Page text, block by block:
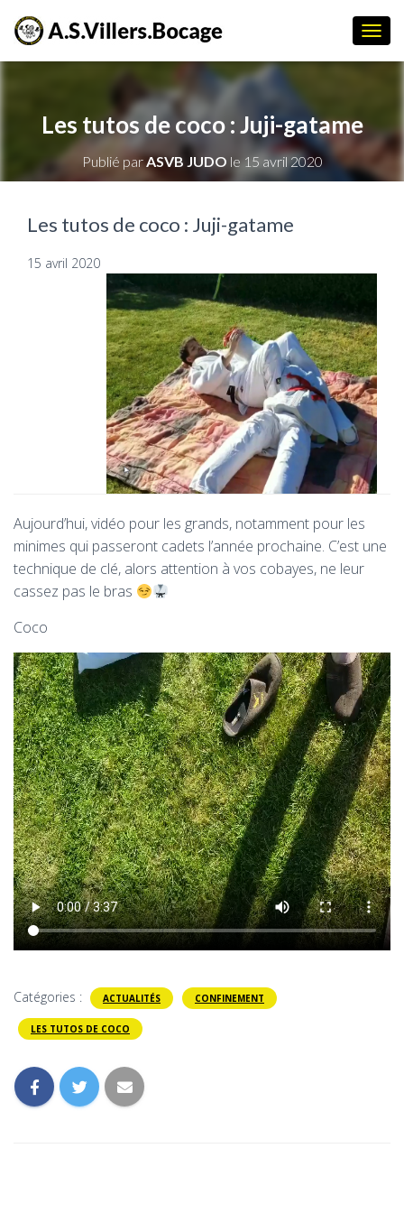
D
É
E
A
I
O
N
Les tutos de coco : Juji-gatame
Publié parASVB JUDO le 15 avril 2020
Les tutos de coco : Juji-gatame
15 avril 2020
Aujourd’hui, vidéo pour les grands, notamment pour les
minimes qui passeront cadets l’année prochaine. C’est une
technique de clé, alors attention à vos cobayes, ne leur
cassez pas le bras
Coco
Catégories : ACTUALITÉS CONFINEMENT
LES TUTOS DE COCO